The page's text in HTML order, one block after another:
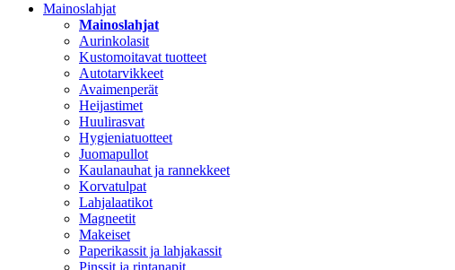
Mainoslahjat
Mainoslahjat
Aurinkolasit
Kustomoitavat tuotteet
Autotarvikkeet
Avaimenperät
Heijastimet
Huulirasvat
Hygieniatuotteet
Juomapullot
Kaulanauhat ja rannekkeet
Korvatulpat
Lahjalaatikot
Magneetit
Makeiset
Paperikassit ja lahjakassit
Pinssit ja rintanapit